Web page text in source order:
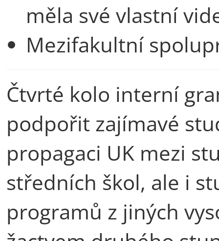
měla své vlastní
Mezifakultní
Čtvrté kolo interní
podpořit zajímavé
propagaci UK mezi
středních škol, ale i
programů z jiných